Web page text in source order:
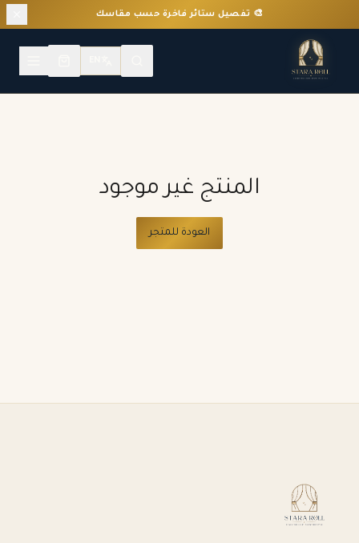
🎨 تفصيل ستائر فاخرة حسب مقاسك
المنتج غير موجود
العودة للمتجر